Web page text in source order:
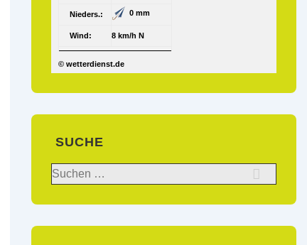
Nieders.: 0 mm
Wind: 8 km/h N
© wetterdienst.de
SUCHE
Suchen
nach: